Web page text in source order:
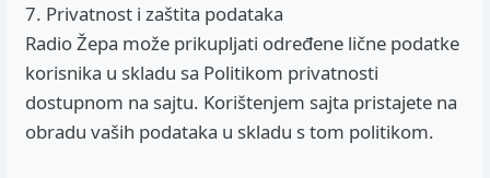
7. Privatnost i zaštita podataka
Radio Žepa može prikupljati određene lične podatke
korisnika u skladu sa Politikom privatnosti
dostupnom na sajtu. Korištenjem sajta pristajete na
obradu vaših podataka u skladu s tom politikom.